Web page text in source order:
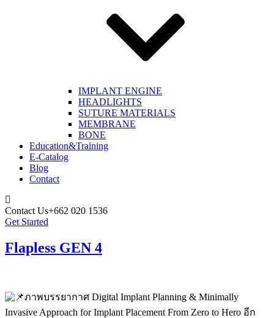
IMPLANT ENGINE
HEADLIGHTS
SUTURE MATERIALS
MEMBRANE
BONE
Education&Training
E-Catalog
Blog
Contact
Contact Us+662 020 1536
Get Started
Flapless GEN 4
ภาพบรรยากาศ Digital Implant Planning & Minimally
Invasive Approach for Implant Placement From Zero to Hero อีก